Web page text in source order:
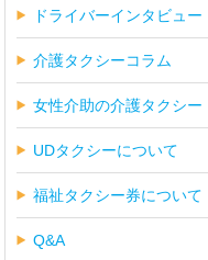
ドライバーインタビュー
介護タクシーコラム
女性介助の介護タクシー
UDタクシーについて
福祉タクシー券について
Q&A